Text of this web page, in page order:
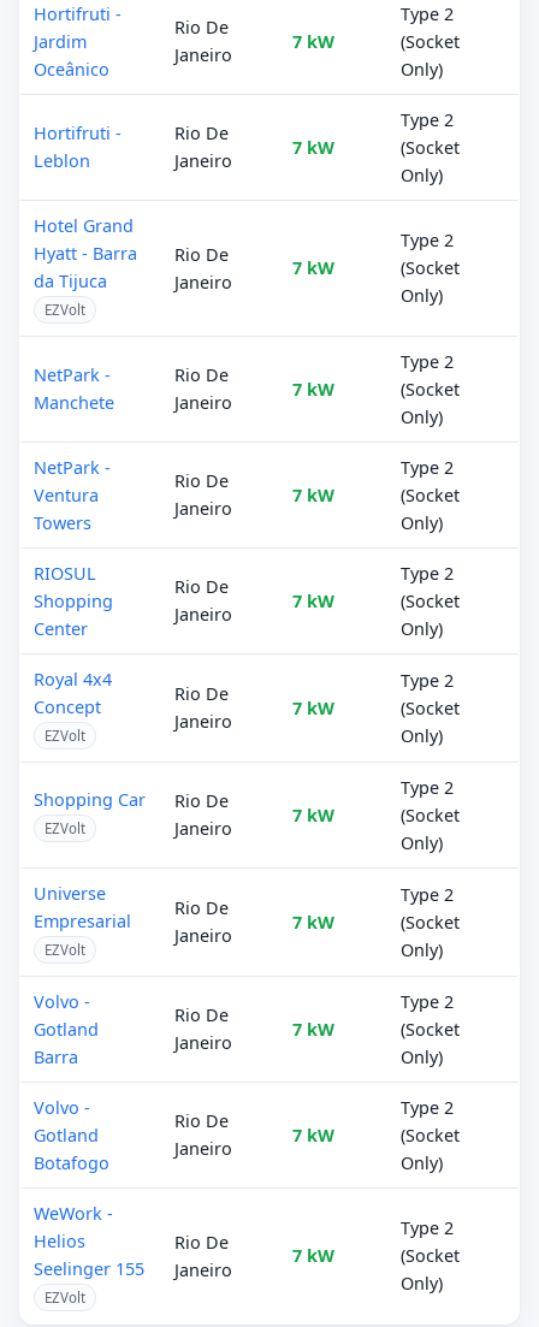
Hortifruti -
Jardim
Oceânico
Rio De
Janeiro
7 kW
Type 2
(Socket
Only)
Hortifruti -
Leblon
Rio De
Janeiro
7 kW
Type 2
(Socket
Only)
Hotel Grand
Hyatt - Barra
da Tijuca
EZVolt
Rio De
Janeiro
7 kW
Type 2
(Socket
Only)
NetPark -
Manchete
Rio De
Janeiro
7 kW
Type 2
(Socket
Only)
NetPark -
Ventura
Towers
Rio De
Janeiro
7 kW
Type 2
(Socket
Only)
RIOSUL
Shopping
Center
Rio De
Janeiro
7 kW
Type 2
(Socket
Only)
Royal 4x4
Concept
EZVolt
Rio De
Janeiro
7 kW
Type 2
(Socket
Only)
Shopping Car
EZVolt
Rio De
Janeiro
7 kW
Type 2
(Socket
Only)
Universe
Empresarial
EZVolt
Rio De
Janeiro
7 kW
Type 2
(Socket
Only)
Volvo -
Gotland
Barra
Rio De
Janeiro
7 kW
Type 2
(Socket
Only)
Volvo -
Gotland
Botafogo
Rio De
Janeiro
7 kW
Type 2
(Socket
Only)
WeWork -
Helios
Seelinger 155
EZVolt
Rio De
Janeiro
7 kW
Type 2
(Socket
Only)